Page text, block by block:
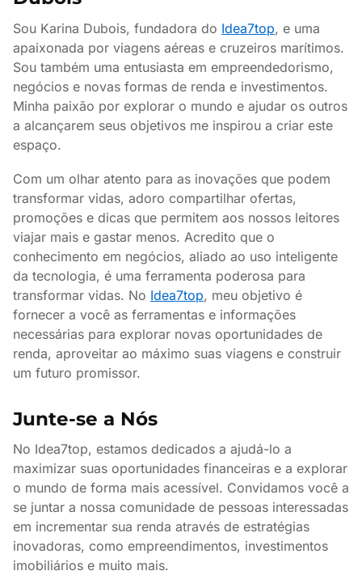
Sou Karina Dubois, fundadora do Idea7top, e uma
apaixonada por viagens aéreas e cruzeiros marítimos.
Sou também uma entusiasta em empreendedorismo,
negócios e novas formas de renda e investimentos.
Minha paixão por explorar o mundo e ajudar os outros
a alcançarem seus objetivos me inspirou a criar este
espaço.
Com um olhar atento para as inovações que podem
transformar vidas, adoro compartilhar ofertas,
promoções e dicas que permitem aos nossos leitores
viajar mais e gastar menos. Acredito que o
conhecimento em negócios, aliado ao uso inteligente
da tecnologia, é uma ferramenta poderosa para
transformar vidas. No Idea7top, meu objetivo é
fornecer a você as ferramentas e informações
necessárias para explorar novas oportunidades de
renda, aproveitar ao máximo suas viagens e construir
um futuro promissor.
Junte-se a Nós
No Idea7top, estamos dedicados a ajudá-lo a
maximizar suas oportunidades financeiras e a explorar
o mundo de forma mais acessível. Convidamos você a
se juntar a nossa comunidade de pessoas interessadas
em incrementar sua renda através de estratégias
inovadoras, como empreendimentos, investimentos
imobiliários e muito mais.